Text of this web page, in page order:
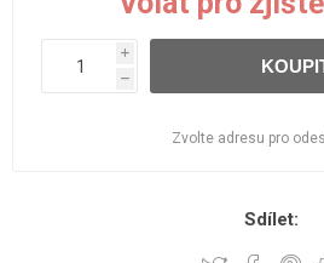
i
h
Zvolte adresu pro
Sdílet: